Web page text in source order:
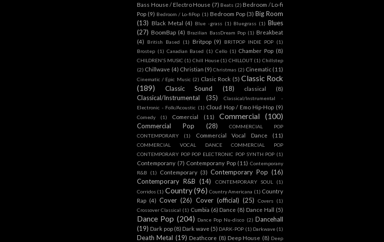
Bass House / Electro House (7) Beats (2) Bedroom / Lo-fi
Pop (9) Bedroom / Lo-fiPop (1) Bedroom Pop (3) Big Room
(13) Black Metal (4) Blue -grass (1) Bluegrass (1) Blues
(27) BoomBap (4) Brazilian BassDream Pop (1) Breakbeat
(4)
British Based (1) Britpop (9) BRITPOP INDIE POP (1)
Brostep (1) Canadian Based (1) Cello (1) Chamber Pop (8)
CHILDREN'S MUSIC (1) Chill House (1) CHILLOUT (1) Chillstep
(2) Chillwave (4) Christian (9) Christmas (2) Cinematic (11)
Cinematic / Epic Music (2) Clasic Rock (5) Classic Rock
(189)
Classic Sound (18) classical (8)
Classical/Instrumental (35)
Classical/Instrumental -
Electronic - Folk/Acoustic (1) Cloud Hop / Emo Hip-Hop (9)
Comedy (1) Comercial (11) Commercial (100)
Commercial Pop (28)
COMMERCIAL POP
CONTEMPORARY
(1) Commercial Vocal Dance (11)
COMMERCIAL VOCAL DANCE COMMERCIAL POP
CONTEMPORARY POP POP ELECTRONIC POP SYNTH POP (1)
Contemporany (7) Contemporany Pop (11) Contemporany
R&B
(1) Contemporary (3) Contemporary Pop (16)
Contemporary R&B (14) CONTEMPORARY SOUL
(1)
Corridos (1) Country(96) Country Americana (1) Country
Rap (4) Cover (26) Cover (official) (25) Covers (1)
Crossover Classical (1) Cumbia (6) Dance (8) Dance Hall (5)
Dance Pop (204) Dance Pop Nu-disco (2) Dancehall
(19) Dark pop (8) Dark wave (5) DARK-POP (1) Darkwave (1)
Death Metal (19) Deathcore (8) Deep House (8) Deep